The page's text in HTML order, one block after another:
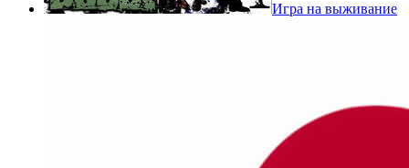
Игра на выживание